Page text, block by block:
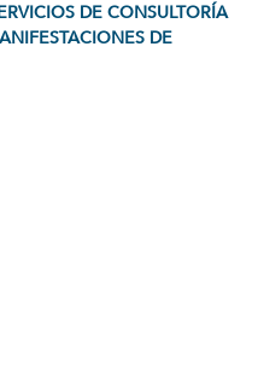
DE CONSULTORÍA
DE